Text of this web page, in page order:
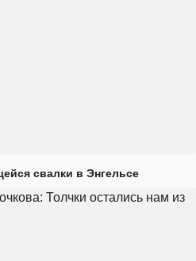
свалки в Энгельсе